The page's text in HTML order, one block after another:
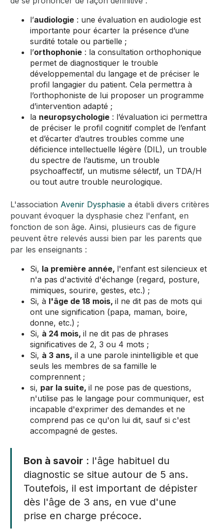
l’audiologie : une évaluation en audiologie est
importante pour écarter la présence d’une
surdité totale ou partielle ;
l’orthophonie : la consultation orthophonique
permet de diagnostiquer le trouble
développemental du langage et de préciser le
profil langagier du patient. Cela permettra à
l’orthophoniste de lui proposer un programme
d’intervention adapté ;
la neuropsychologie : l’évaluation ici permettra
de préciser le profil cognitif complet de l’enfant
et d’écarter d’autres troubles comme une
déficience intellectuelle légère (DIL), un trouble
du spectre de l’autisme, un trouble
psychoaffectif, un mutisme sélectif, un TDA/H
ou tout autre trouble neurologique.
L'association Avenir Dysphasie a établi divers critères
pouvant évoquer la dysphasie chez l'enfant, en
fonction de son âge. Ainsi, plusieurs cas de figure
peuvent être relevés aussi bien par les parents que
par les enseignants :
Si, la première année, l'enfant est silencieux et
n'a pas d'activité d'échange (regard, posture,
mimiques, sourire, gestes, etc.) ;
Si, à l'âge de 18 mois,il ne dit pas de mots qui
ont une signification (papa, maman, boire,
donne, etc.) ;
Si, à 24 mois,il ne dit pas de phrases
significatives de 2, 3 ou 4 mots ;
Si, à 3 ans, il a une parole inintelligible et que
seuls les membres de sa famille le
comprennent ;
si, par la suite,il ne pose pas de questions,
n'utilise pas le langage pour communiquer, est
incapable d'exprimer des demandes et ne
comprend pas ce qu'on lui dit, sauf si c'est
accompagné de gestes.
Bon à savoir : l'âge habituel du
diagnostic se situe autour de 5 ans.
Toutefois, il est important de dépister
dès l'âge de 3 ans, en vue d'une
prise en charge précoce.